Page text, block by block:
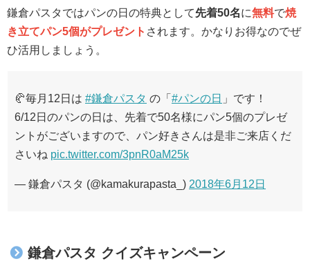
鎌倉パスタではパンの日の特典として先着50名に無料で焼
き立てパン5個がプレゼント されます。かなりお得なのでぜ
ひ活用しましょう。
🥐毎月12日は #鎌倉パスタ の「 #パンの日 」です！
6/12日のパンの日は、先着で50名様にパン5個のプレゼ
ントがございますので、パン好きさんは是非ご来店くだ
さいね pic.twitter.com/3pnR0aM25k
— 鎌倉パスタ (@kamakurapasta_) 2018年6月12日
鎌倉パスタ クイズキャンペーン